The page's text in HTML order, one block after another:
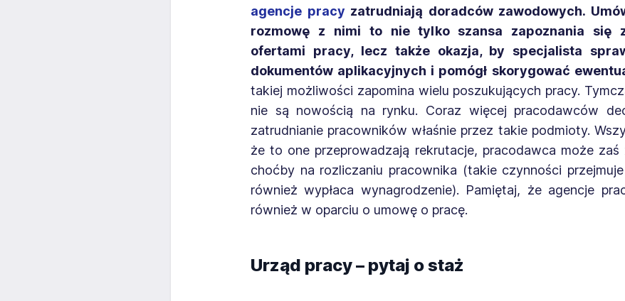
agencje pracy zatrudniają doradców zawodowych.
rozmowę z nimi to nie tylko szansa zapoznania się
ofertami pracy, lecz także okazja, by specjalista
dokumentów aplikacyjnych i pomógł skorygować
takiej możliwości zapomina wielu poszukujących pracy.
nie są nowością na rynku. Coraz więcej pracodawców
zatrudnianie pracowników właśnie przez takie podmioty.
że to one przeprowadzają rekrutacje, pracodawca może zaś
choćby na rozliczaniu pracownika (takie czynności
również wypłaca wynagrodzenie). Pamiętaj, że agencje
również w oparciu o umowę o pracę.
Urząd pracy – pytaj o staż